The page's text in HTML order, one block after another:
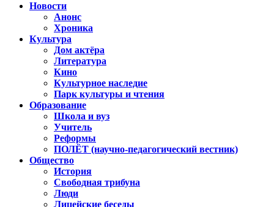
Новости
Анонс
Хроника
Культура
Дом актёра
Литература
Кино
Культурное наследие
Парк культуры и чтения
Образование
Школа и вуз
Учитель
Реформы
ПОЛЁТ (научно-педагогический вестник)
Общество
История
Свободная трибуна
Люди
Лицейские беседы